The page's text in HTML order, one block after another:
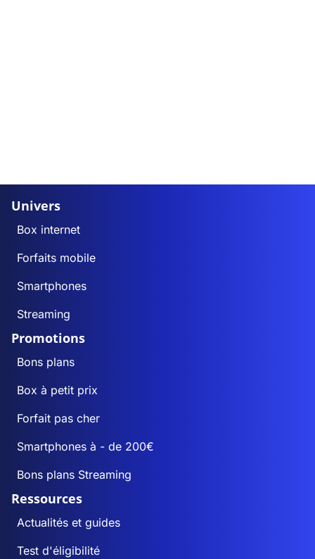
Univers
Box internet
Forfaits mobile
Smartphones
Streaming
Promotions
Bons plans
Box à petit prix
Forfait pas cher
Smartphones à - de 200€
Bons plans Streaming
Ressources
Actualités et guides
Test d'éligibilité